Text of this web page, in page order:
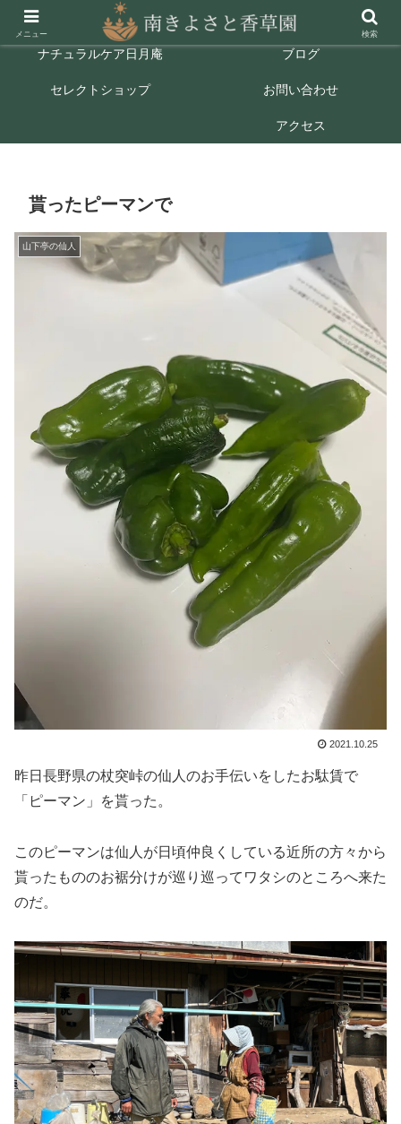
ホーム ごあいさつ
ナチュラルケア日月庵 ブログ
セレクトショップ お問い合わせ
アクセス
貰ったピーマンで
山下亭の仙人
2021.10.25
昨日長野県の杖突峠の仙人のお手伝いをしたお駄賃で
「ピーマン」を貰った。
このピーマンは仙人が日頃仲良くしている近所の方々から
貰ったもののお裾分けが巡り巡ってワタシのところへ来た
のだ。
メニュー 検索